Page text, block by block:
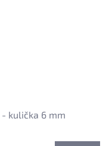
kulička 6 mm